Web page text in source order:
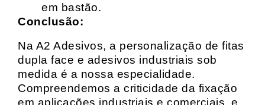
em bastão.
Conclusão:
Na A2 Adesivos, a personalização de fitas
dupla face e adesivos industriais sob
medida é a nossa especialidade.
Compreendemos a criticidade da fixação
em aplicações industriais e comerciais, e